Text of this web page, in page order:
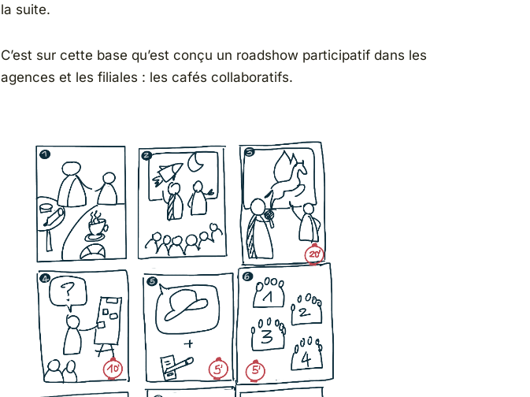
la suite.
C’est sur cette base qu’est conçu un roadshow participatif dans les
agences et les filiales : les cafés collaboratifs.